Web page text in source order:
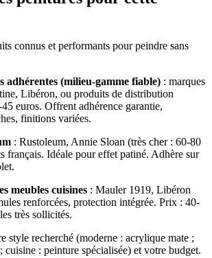
connus et performants pour peindre sans
adhérentes (milieu-gamme fiable) : marques
Libéron, ou produits de distribution
euros. Offrent adhérence garantie,
finitions variées.
: Rustoleum, Annie Sloan (très cher : 60-80
français. Idéale pour effet patiné. Adhère sur
meubles cuisines : Mauler 1919, Libéron
renforcées, protection intégrée. Prix : 40-
très sollicités.
style recherché (moderne : acrylique mate ;
: peinture spécialisée) et votre budget.